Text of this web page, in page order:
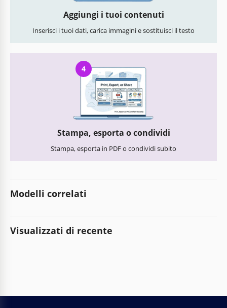
Aggiungi i tuoi contenuti
Inserisci i tuoi dati, carica immagini e sostituisci il testo
4
Stampa, esporta o condividi
Stampa, esporta in PDF o condividi subito
Modelli correlati
Visualizzati di recente